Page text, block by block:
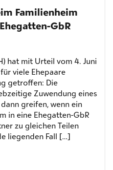
Familienheim
GbR
hat mit Urteil vom 4. Juni
viele Ehepaare
getroffen: Die
Zuwendung eines
greifen, wenn ein
in eine Ehegatten-GbR
zu gleichen Teilen
liegenden Fall […]